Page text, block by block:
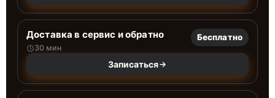
Доставка в сервис и обратно
30 мин
Бесплатно
Записаться